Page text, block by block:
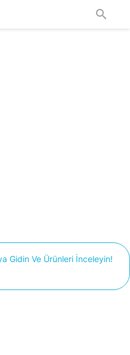
search
Gidin Ve Ürünleri İnceleyin!